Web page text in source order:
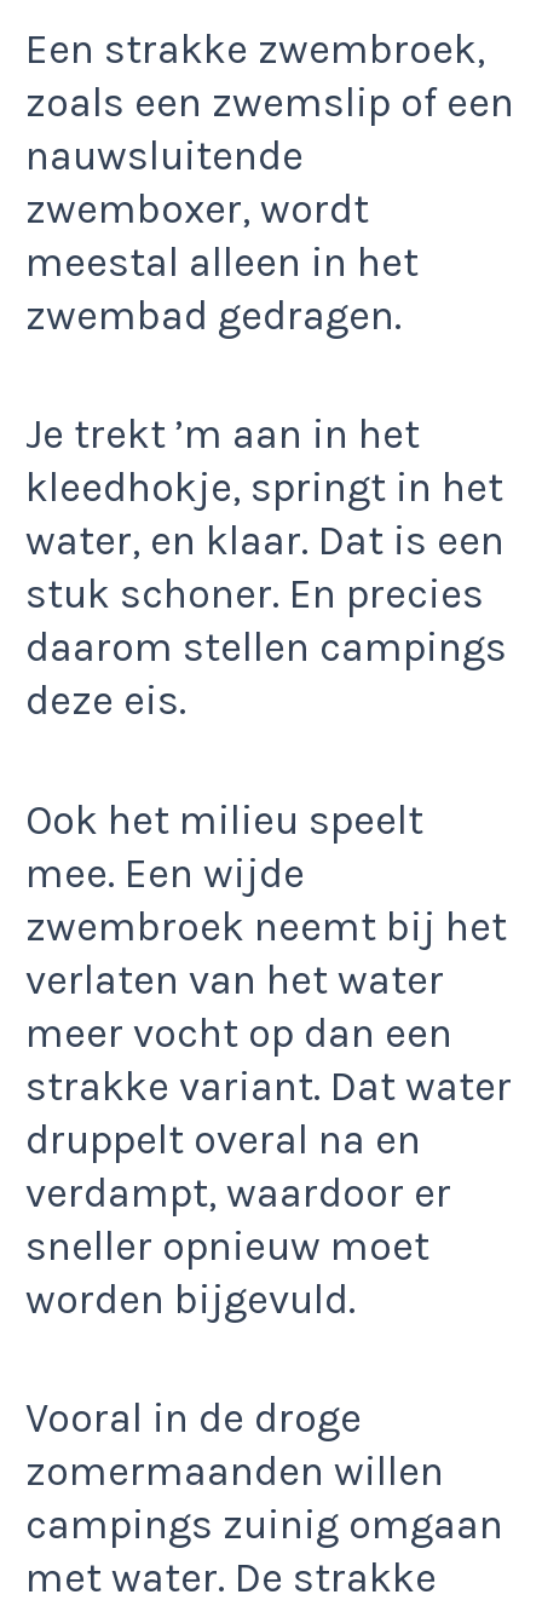
Een strakke zwembroek,
zoals een zwemslip of een
nauwsluitende
zwemboxer, wordt
meestal alleen in het
zwembad gedragen.
Je trekt ’m aan in het
kleedhokje, springt in het
water, en klaar. Dat is een
stuk schoner. En precies
daarom stellen campings
deze eis.
Ook het milieu speelt
mee. Een wijde
zwembroek neemt bij het
verlaten van het water
meer vocht op dan een
strakke variant. Dat water
druppelt overal na en
verdampt, waardoor er
sneller opnieuw moet
worden bijgevuld.
Vooral in de droge
zomermaanden willen
campings zuinig omgaan
met water. De strakke